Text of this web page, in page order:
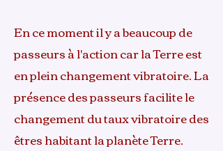
En ce moment il y a beaucoup de
passeurs à l'action car la Terre est
en plein changement vibratoire. La
présence des passeurs facilite le
changement du taux vibratoire des
êtres habitant la planète Terre.